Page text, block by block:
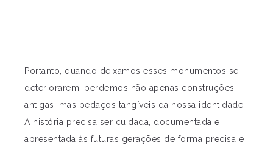
Portanto, quando deixamos esses monumentos se
deteriorarem, perdemos não apenas construções
antigas, mas pedaços tangíveis da nossa identidade.
A história precisa ser cuidada, documentada e
apresentada às futuras gerações de forma precisa e